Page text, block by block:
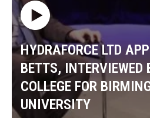
HYDRAFORCE LTD
BETTS, INTERVIEWED
COLLEGE FOR
UNIVERSITY